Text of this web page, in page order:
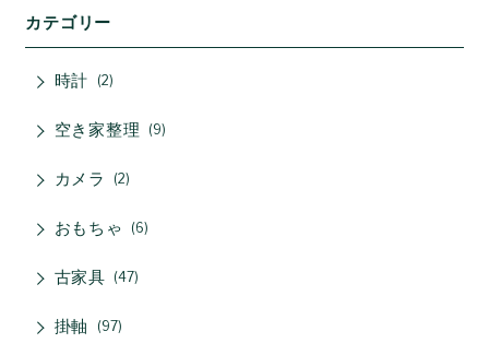
カテゴリー
時計 2
空き家整理 9
カメラ 2
おもちゃ 6
古家具 47
掛軸 97